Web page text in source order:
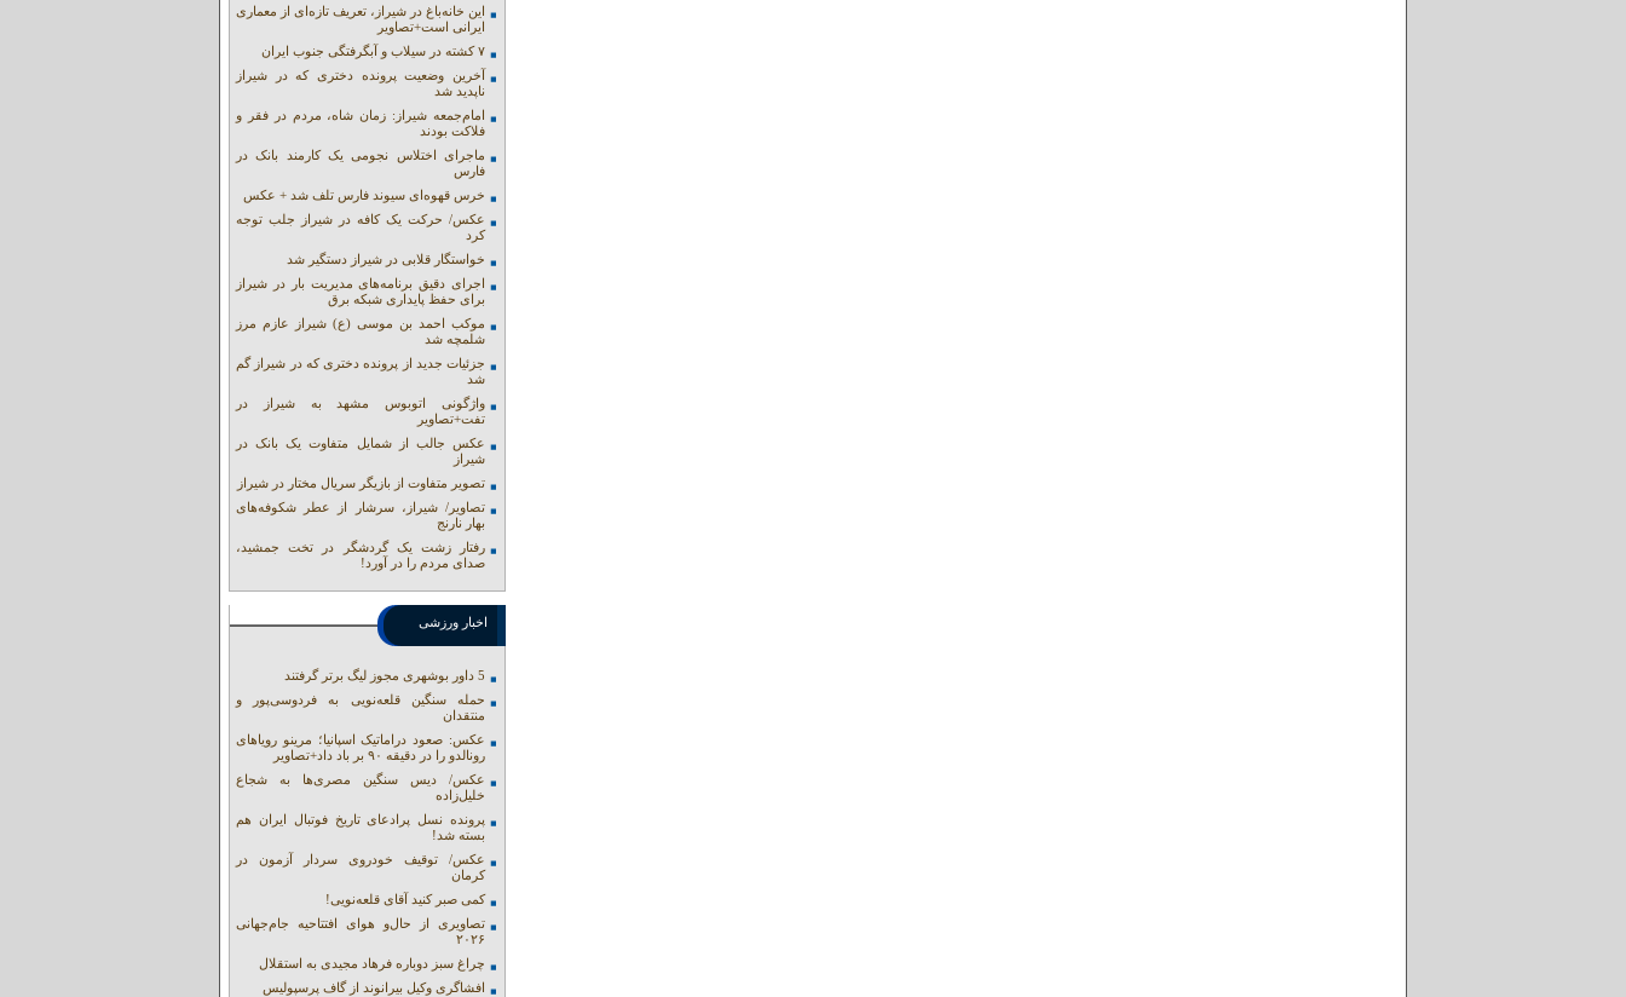
این خانه‌باغ در شیراز، تعریف تازه‌ای از معماری
ایرانی است+تصاویر
۷ کشته در سیلاب و آبگرفتگی جنوب ایران
آخرین وضعیت پرونده دختری که در شیراز
ناپدید شد
امام‌جمعه شیراز: زمان شاه، مردم در فقر و
فلاکت بودند
ماجرای اختلاس نجومی یک کارمند بانک در
فارس
خرس قهوه‌ای سیوند فارس تلف شد + عکس
عکس/ حرکت یک کافه در شیراز جلب توجه
کرد
خواستگار قلابی در شیراز دستگیر شد
اجرای دقیق برنامه‌های مدیریت بار در شیراز
برای حفظ پایداری شبکه برق
موکب احمد بن موسی (ع) شیراز عازم مرز
شلمچه شد
جزئیات جدید از پرونده دختری که در شیراز گم
شد
واژگونی اتوبوس مشهد به شیراز در
تفت+تصاویر
عکس جالب از شمایل متفاوت یک بانک در
شیراز
تصویر متفاوت از بازیگر سریال مختار در شیراز
تصاویر/ شیراز، سرشار از عطر شکوفه‌های
بهار نارنج
رفتار زشت یک گردشگر در تخت جمشید،
صدای مردم را در آورد!
اخبار ورزشی
5 داور بوشهری مجوز لیگ برتر گرفتند
حمله سنگین قلعه‌نویی به فردوسی‌پور و
منتقدان
عکس: صعود دراماتیک اسپانیا؛ مرینو رویاهای
رونالدو را در دقیقه ۹۰ بر باد داد+تصاویر
عکس/ دیس سنگین مصری‌ها به شجاع
خلیل‌زاده
پرونده نسل پرادعای تاریخ فوتبال ایران هم
بسته شد!
عکس/ توقیف خودروی سردار آزمون در
کرمان
کمی صبر کنید آقای قلعه‌نویی!
تصاویری از حال‌و هوای افتتاحیه جام‌جهانی
۲۰۲۶
چراغ سبز دوباره فرهاد مجیدی به استقلال
افشاگری وکیل بیرانوند از گاف‌ پرسپولیس